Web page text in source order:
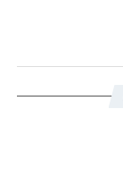
Il giocatore
anche un
si tratta del